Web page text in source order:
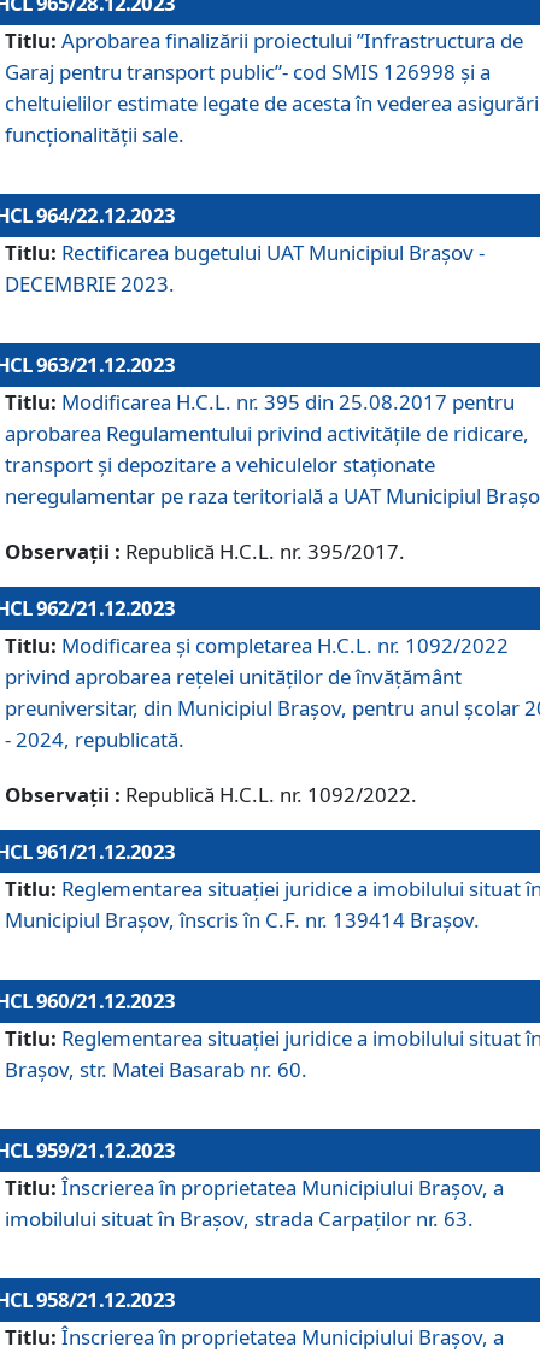
Titlu: Aprobarea finalizării proiectului ”Infrastructura de
Garaj pentru transport public”- cod SMIS 126998 și a
cheltuielilor estimate legate de acesta în vederea
funcționalității sale.
964/22.12.2023
Titlu: Rectificarea bugetului UAT Municipiul Braşov -
DECEMBRIE 2023.
963/21.12.2023
Titlu: Modificarea H.C.L. nr. 395 din 25.08.2017 pentru
aprobarea Regulamentului privind activitățile de ridicare,
transport şi depozitare a vehiculelor staționate
neregulamentar pe raza teritorială a UAT Municipiul
Observații : Republică H.C.L. nr. 395/2017.
962/21.12.2023
Titlu: Modificarea și completarea H.C.L. nr. 1092/2022
privind aprobarea rețelei unităților de învăţământ
preuniversitar, din Municipiul Braşov, pentru anul școlar
- 2024, republicată.
Observații : Republică H.C.L. nr. 1092/2022.
961/21.12.2023
Titlu: Reglementarea situației juridice a imobilului situat
Municipiul Brașov, înscris în C.F. nr. 139414 Brașov.
960/21.12.2023
Titlu: Reglementarea situației juridice a imobilului situat
Brașov, str. Matei Basarab nr. 60.
959/21.12.2023
Titlu: Înscrierea în proprietatea Municipiului Brașov, a
imobilului situat în Brașov, strada Carpaților nr. 63.
958/21.12.2023
Titlu: Înscrierea în proprietatea Municipiului Brașov, a